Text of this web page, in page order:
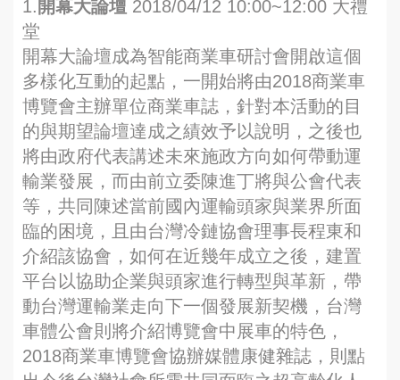
1. 開幕大論壇 2018/04/12 10:00~12:00 大禮
堂
開幕大論壇成為智能商業車研討會開啟這個
多樣化互動的起點，一開始將由2018商業車
博覽會主辦單位商業車誌，針對本活動的目
的與期望論壇達成之績效予以說明，之後也
將由政府代表講述未來施政方向如何帶動運
輸業發展，而由前立委陳進丁將與公會代表
等，共同陳述當前國內運輸頭家與業界所面
臨的困境，且由台灣冷鏈協會理事長程東和
介紹該協會，如何在近幾年成立之後，建置
平台以協助企業與頭家進行轉型與革新，帶
動台灣運輸業走向下一個發展新契機，台灣
車體公會則將介紹博覽會中展車的特色，
2018商業車博覽會協辦媒體康健雜誌，則點